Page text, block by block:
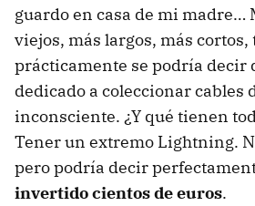
guardo en casa de mi madre…
viejos, más largos, más
prácticamente se podría decir
dedicado a coleccionar cables
inconsciente. ¿Y qué tienen
Tener un extremo Lightning.
pero podría decir
invertido cientos de euros.